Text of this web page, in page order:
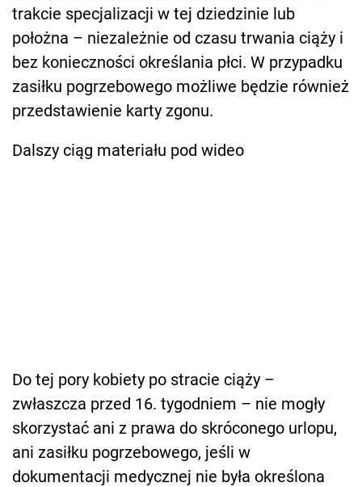
trakcie specjalizacji w tej dziedzinie lub
położna – niezależnie od czasu trwania ciąży i
bez konieczności określania płci. W przypadku
zasiłku pogrzebowego możliwe będzie również
przedstawienie karty zgonu.
Dalszy ciąg materiału pod wideo
Do tej pory kobiety po stracie ciąży –
zwłaszcza przed 16. tygodniem – nie mogły
skorzystać ani z prawa do skróconego urlopu,
ani zasiłku pogrzebowego, jeśli w
dokumentacji medycznej nie była określona